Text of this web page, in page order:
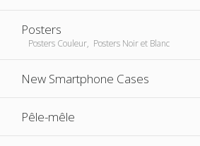
Posters
Posters Couleur, Posters Noir et Blanc
New Smartphone Cases
Pêle-mêle